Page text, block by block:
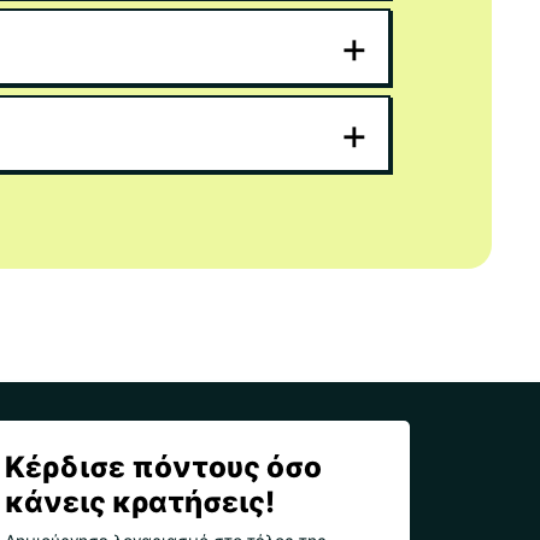
+
+
Κέρδισε πόντους όσο
κάνεις κρατήσεις!